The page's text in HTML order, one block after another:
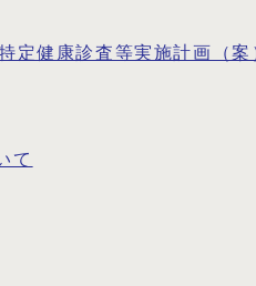
定健康診査等実施計画（案
て